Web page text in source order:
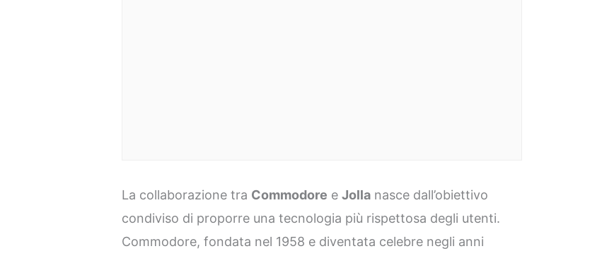
La collaborazione tra Commodore eJolla nasce dall’obiettivo
condiviso di proporre una tecnologia più rispettosa degli utenti.
Commodore, fondata nel 1958 e diventata celebre negli anni